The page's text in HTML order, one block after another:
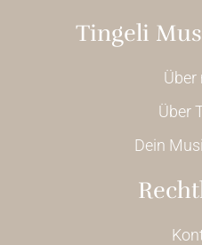
Tingeli
Über
Über
Dein